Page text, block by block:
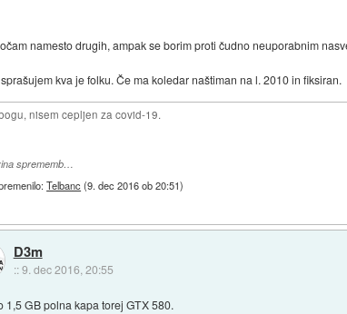
namesto drugih, ampak se borim proti čudno neuporabnim
kva je folku. Če ma koledar naštiman na l. 2010 in fiksiran.
nisem cepljen za covid-19.
sprememb…
Telbanc(9. dec 2016 ob 20:51)
D3m
::9. dec 2016, 20:55
1,5 GB polna kapa torej GTX 580.